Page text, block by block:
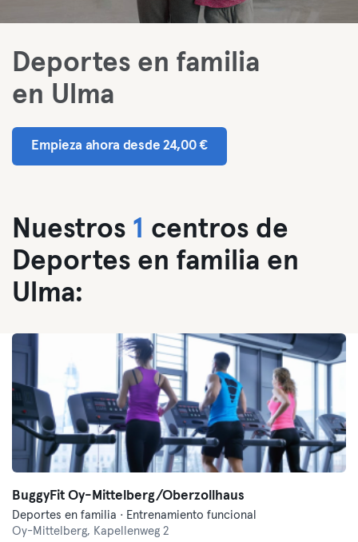
Deportes en familia
en Ulma
Empieza ahora desde 24,00 €
Nuestros 1 centros de
Deportes en familia en
Ulma:
BuggyFit Oy-Mittelberg/Oberzollhaus
Deportes en familia · Entrenamiento funcional
Oy-Mittelberg, Kapellenweg 2